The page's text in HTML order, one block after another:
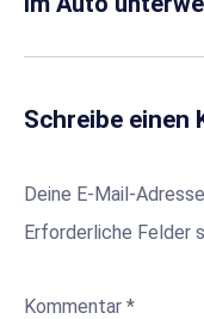
Schreibe einen
Deine E-Mail-
Erforderliche Felder
Kommentar *